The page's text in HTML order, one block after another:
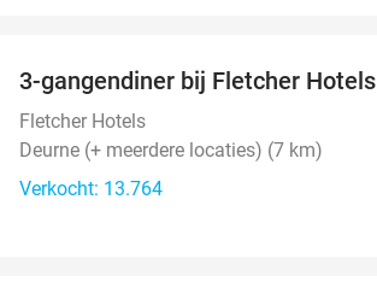
3-gangendiner bij Fletcher Hotels
Fletcher Hotels
Deurne (+ meerdere locaties) (7 km)
Verkocht: 13.764